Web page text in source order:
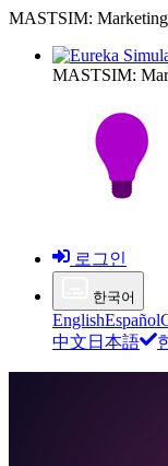
MASTSIM: Marketing
MASTSIM:
로그인
한국어
EnglishEspañol
中文 日本語